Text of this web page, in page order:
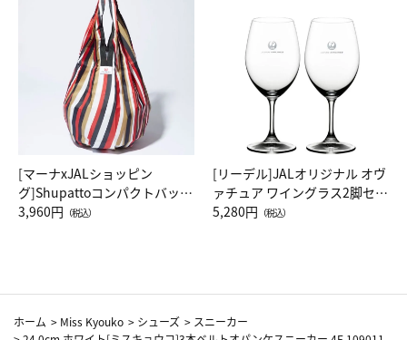
[マーナxJALショッピン
グ]Shupattoコンパクトバッグ
Drop JAL客室乗務員（LC）ス
3,960円 （税込）
[リーデル]JALオリジナル オヴ
ァチュア ワイングラス2脚セッ
ト（レッドワイン）
5,280円 （税込）
ホーム > Miss Kyouko > シューズ > スニーカー